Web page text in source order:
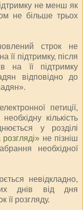
не менш як
не більше трьох
строк не
її підтримку, після
на її підтримку
відповідно до
петиції,
кількість
у розділі
не пізніш
необхідної
невідкладно,
днів від дня
її розгляду.